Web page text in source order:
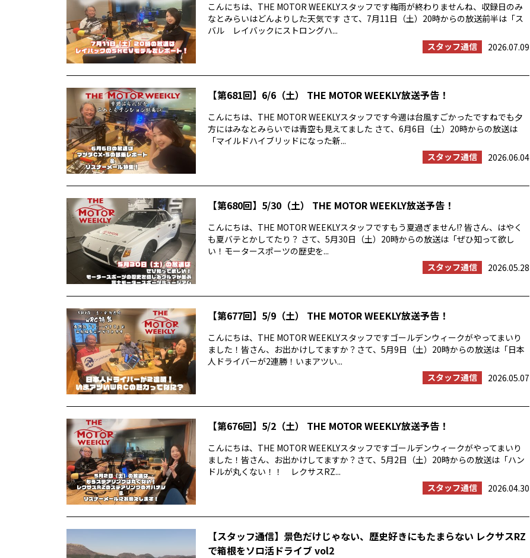
こんにちは、THE MOTOR WEEKLYスタッフです梅雨が終わりませんね、収録日のみ
なとみらいはどんよりした天気です さて、7月11日（土）20時からの放送前半は「ス
バル レイバックにストロングハ...
スタッフ通信
2026.07.09
【第681回】6/6（土） THE MOTOR WEEKLY放送予告！
こんにちは、THE MOTOR WEEKLYスタッフです今週は台風すごかったですねでも夕
方にはみなとみらいでは青空も見えてました さて、6月6日（土）20時からの放送は
「マイルドハイブリッドになった新...
スタッフ通信
2026.06.04
【第680回】5/30（土） THE MOTOR WEEKLY放送予告！
こんにちは、THE MOTOR WEEKLYスタッフですもう夏過ぎません!? 皆さん、はやく
も夏バテとかしてたり？ さて、5月30日（土）20時からの放送は「ぜひ知って欲し
い！モータースポーツの歴史を...
スタッフ通信
2026.05.28
【第677回】5/9（土） THE MOTOR WEEKLY放送予告！
こんにちは、THE MOTOR WEEKLYスタッフですゴールデンウィークがやってまいり
ました！皆さん、お出かけしてますか？さて、5月9日（土）20時からの放送は「日本
人ドライバーが2連勝！いまアツい...
スタッフ通信
2026.05.07
【第676回】5/2（土） THE MOTOR WEEKLY放送予告！
こんにちは、THE MOTOR WEEKLYスタッフですゴールデンウィークがやってまいり
ました！皆さん、お出かけしてますか？さて、5月2日（土）20時からの放送は「ハン
ドルが丸くない！！ レクサスRZ...
スタッフ通信
2026.04.30
【スタッフ通信】景色だけじゃない、歴史好きにもたまらない レクサスRZ
で箱根をソロ活ドライブ vol2